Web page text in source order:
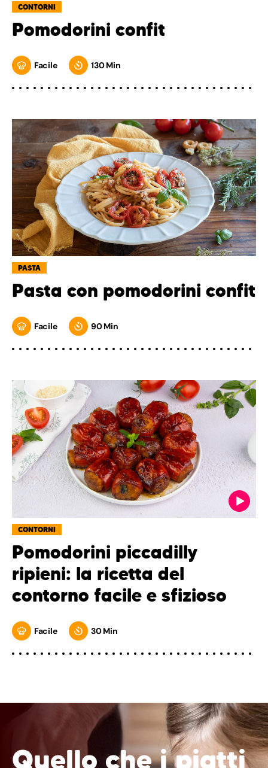
CONTORNI
Pomodorini confit
Facile 130 Min
PASTA
Pasta con pomodorini confit
Facile 90 Min
CONTORNI
Pomodorini piccadilly
ripieni: la ricetta del
contorno facile e sfizioso
Facile 30 Min
Quello che i piatti